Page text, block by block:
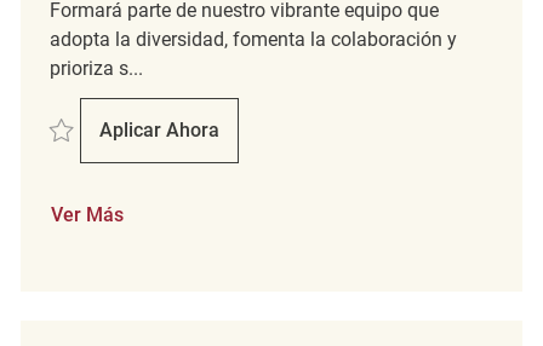
Formará parte de nuestro vibrante equipo que
adopta la diversidad, fomenta la colaboración y
prioriza s...
Salvar Verkäufer (m/w/d) REQ130341
Aplicar Ahora
Verkäufer (m/w/d)
Ver Más